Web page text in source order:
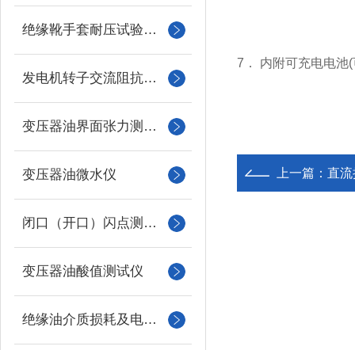
绝缘靴手套耐压试验装置
发电机转子交流阻抗测试仪
变压器油界面张力测试仪
变压器油微水仪
闭口（开口）闪点测定仪
变压器油酸值测试仪
绝缘油介质损耗及电阻率测试仪
7． 内附可充电电池
上一篇： 直